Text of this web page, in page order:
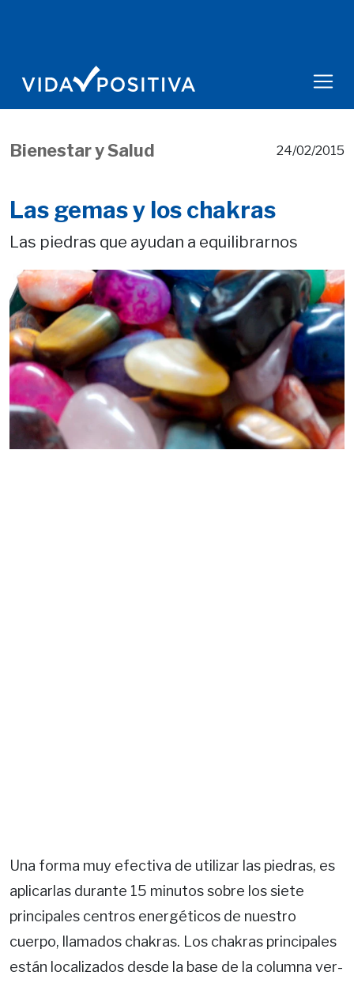
Bienestar y Salud 24/02/2015
Las gemas y los chakras
Las piedras que ayudan a equilibrarnos
Una forma muy efectiva de utilizar las piedras, es
aplicar­las durante 15 minutos sobre los siete
principales centros energéticos de nuestro
cuerpo, llamados chakras. Los chakras principales
están localizados desde la base de la columna ver­